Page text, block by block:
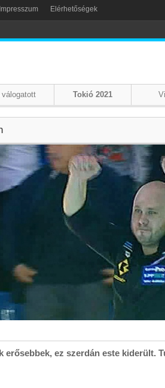
Impresszum Elérhetőségek
válogatott Tokió 2021
erősebbek, ez szerdán este kiderült.